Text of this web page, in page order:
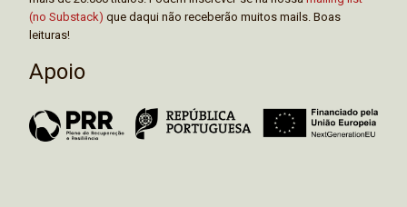
(no Substack) que daqui não receberão muitos mails. Boas
leituras!
Apoio